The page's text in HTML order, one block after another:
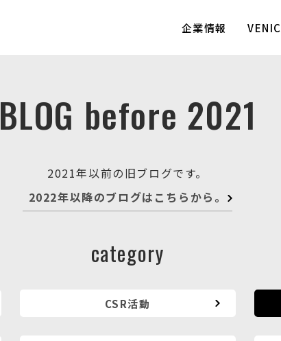
企業情報
BLOG before 2021
2021年以前の旧ブログです。
2022年以降のブログはこちらから。
category
CSR活動